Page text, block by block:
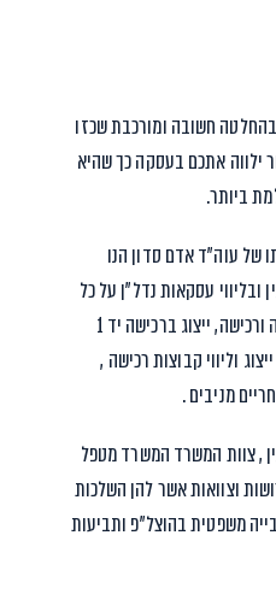
בהחלטה חשובה ומורכבת שכזו
ילווה אתכם בעסקה כך שהיא
ביותר.
של עוה”ד אדם סדון הנו
עסקאות נדל”ן על כל
סוגיהן – לרבות עסקאות מכירה ורכישה, ייצוג ברכישה יד 1
וליווי קבוצות רכישה ,
מניבים .
, צוות המשרד המשרד מטפל
וצוואות אשר להן השלכות
משפטית בהוצל”פ ותביעות